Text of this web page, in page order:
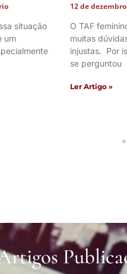
situação
um
12 de
O TAF
muitas
injustas. Por
se perguntou
Ler Artigo »
«